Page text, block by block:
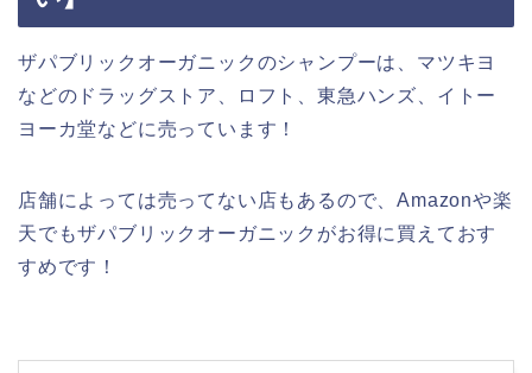
ザパブリックオーガニックのシャンプーは、マツキヨ
などのドラッグストア、ロフト、東急ハンズ、イトー
ヨーカ堂などに売っています！
店舗によっては売ってない店もあるので、Amazonや楽
天でもザパブリックオーガニックがお得に買えておす
すめです！